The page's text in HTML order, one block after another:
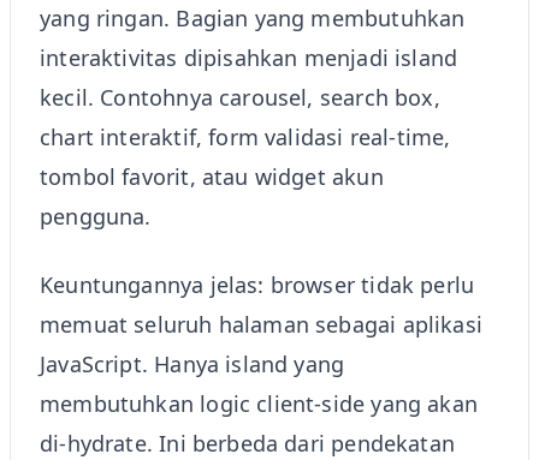
yang ringan. Bagian yang membutuhkan
interaktivitas dipisahkan menjadi island
kecil. Contohnya carousel, search box,
chart interaktif, form validasi real-time,
tombol favorit, atau widget akun
pengguna.
Keuntungannya jelas: browser tidak perlu
memuat seluruh halaman sebagai aplikasi
JavaScript. Hanya island yang
membutuhkan logic client-side yang akan
di-hydrate. Ini berbeda dari pendekatan